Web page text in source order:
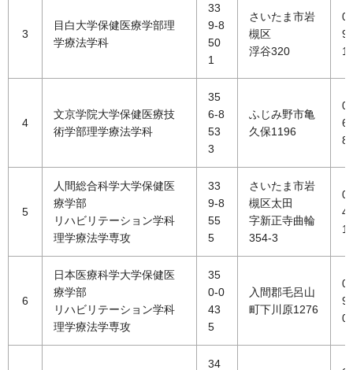
3
目白大学保健医療学部理
学療法学科
33
9-8
50
1
さいたま市岩
槻区
浮谷320
4
文京学院大学保健医療技
術学部理学療法学科
35
6-8
53
3
ふじみ野市亀
久保1196
5
人間総合科学大学保健医
療学部
リハビリテーション学科
理学療法学専攻
33
9-8
55
5
さいたま市岩
槻区太田
字新正寺曲輪
354-3
11
6
日本医療科学大学保健医
療学部
リハビリテーション学科
理学療法学専攻
35
0-0
43
5
入間郡毛呂山
町下川原1276
34